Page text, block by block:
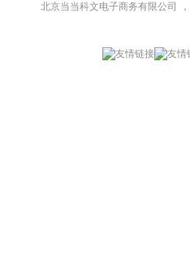
北京当当科文电子商务有限公司